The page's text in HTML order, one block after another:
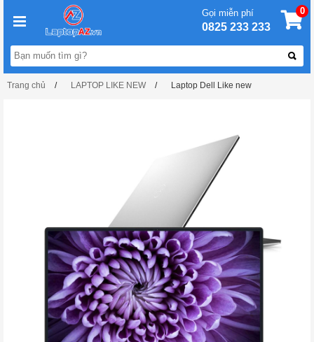
Gọi miễn phí
0825 233 233
0
Trang chủ LAPTOP LIKE NEW Laptop Dell Like new